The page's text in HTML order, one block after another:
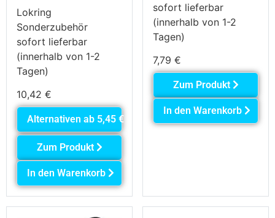
Lokring
Sonderzubehör
sofort lieferbar
(innerhalb von 1-2
Tagen)
10,42 €
Alternativen ab 5,45 €
Zum Produkt
In den Warenkorb
sofort lieferbar
(innerhalb von 1-2
Tagen)
7,79 €
Zum Produkt
In den Warenkorb